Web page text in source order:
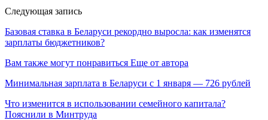
Следующая запись
Базовая ставка в Беларуси рекордно выросла: как изменятся
зарплаты бюджетников?
Вам также могут понравиться Еще от автора
Минимальная зарплата в Беларуси с 1 января — 726 рублей
Что изменится в использовании семейного капитала?
Пояснили в Минтруда